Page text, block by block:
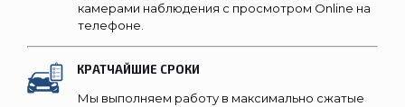
камерами наблюдения с просмотром Online на
телефоне.
КРАТЧАЙШИЕ СРОКИ
Мы выполняем работу в максимально сжатые